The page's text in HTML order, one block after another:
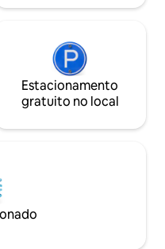
Estacionamento
gratuito no local